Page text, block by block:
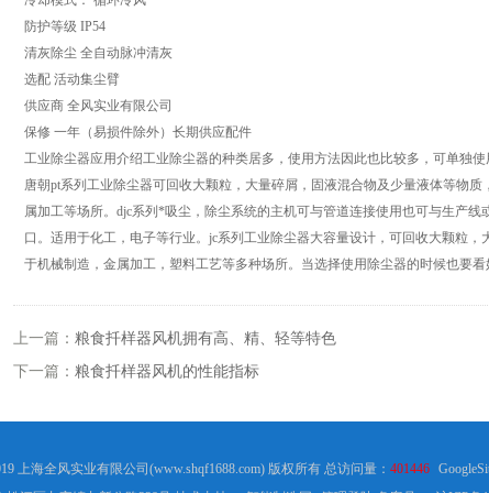
防护等级 IP54
清灰除尘 全自动脉冲清灰
选配 活动集尘臂
供应商 全风实业有限公司
保修 一年（易损件除外）长期供应配件
工业除尘器应用介绍工业除尘器的种类居多，使用方法因此也比较多，可单独
唐朝pt系列工业除尘器可回收大颗粒，大量碎屑，固液混合物及少量液体等物
属加工等场所。djc系列*吸尘，除尘系统的主机可与管道连接使用也可与生产
口。适用于化工，电子等行业。jc系列工业除尘器大容量设计，可回收大颗粒，
于机械制造，金属加工，塑料工艺等多种场所。当选择使用除尘器的时候也要
上一篇： 粮食扦样器风机拥有高、精、轻等特色
下一篇： 粮食扦样器风机的性能指标
上海全风实业有限公司(www.shqf1688.com) 版权所有 总访问量： 401446